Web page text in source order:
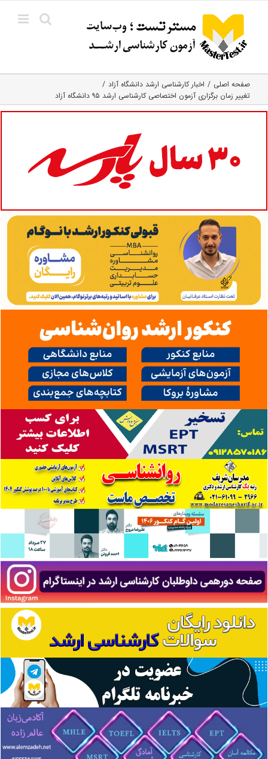
content
صفحه اصلی
اخبار کارشناسی ارشد دانشگاه آزاد
تغییر زمان برگزاری آزمون اختصاصی کارشناسی ارشد ۹۵ دانشگاه آزاد